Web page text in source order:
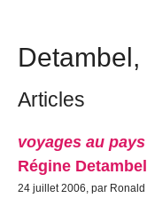
Articles
voyages au
Régine
24 juillet 2006, par